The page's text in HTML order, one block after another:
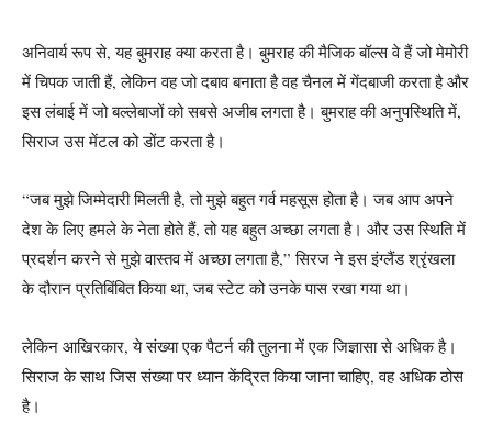
अनिवार्य रूप से, यह बुमराह क्या करता है। बुमराह की मैजिक बॉल्स वे हैं जो मेमोरी
में चिपक जाती हैं, लेकिन वह जो दबाव बनाता है वह चैनल में गेंदबाजी करता है और
इस लंबाई में जो बल्लेबाजों को सबसे अजीब लगता है। बुमराह की अनुपस्थिति में,
सिराज उस मेंटल को डोंट करता है।
“जब मुझे जिम्मेदारी मिलती है, तो मुझे बहुत गर्व महसूस होता है। जब आप अपने
देश के लिए हमले के नेता होते हैं, तो यह बहुत अच्छा लगता है। और उस स्थिति में
प्रदर्शन करने से मुझे वास्तव में अच्छा लगता है,” सिरज ने इस इंग्लैंड श्रृंखला
के दौरान प्रतिबिंबित किया था, जब स्टेट को उनके पास रखा गया था।
लेकिन आखिरकार, ये संख्या एक पैटर्न की तुलना में एक जिज्ञासा से अधिक है।
सिराज के साथ जिस संख्या पर ध्यान केंद्रित किया जाना चाहिए, वह अधिक ठोस
है।